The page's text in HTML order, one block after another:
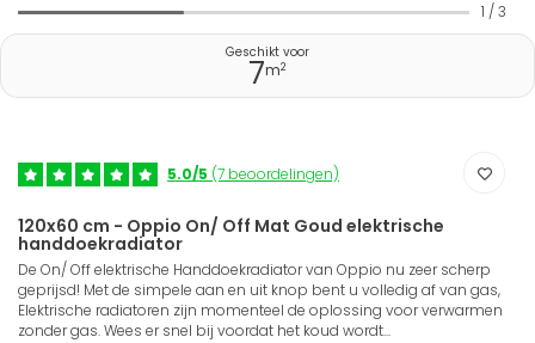
1 / 3
Geschikt voor
7m2
5.0/5 (7 beoordelingen)
120x60 cm - Oppio On/ Off Mat Goud elektrische
handdoekradiator
De On/ Off elektrische Handdoekradiator van Oppio nu zeer scherp
geprijsd! Met de simpele aan en uit knop bent u volledig af van gas,
Elektrische radiatoren zijn momenteel de oplossing voor verwarmen
zonder gas. Wees er snel bij voordat het koud wordt...